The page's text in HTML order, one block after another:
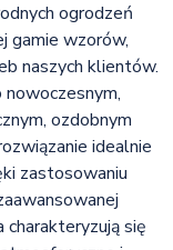
ogrodzeń
gamie wzorów,
naszych klientów.
ozdobnym
idealnie
zastosowaniu
charakteryzują się